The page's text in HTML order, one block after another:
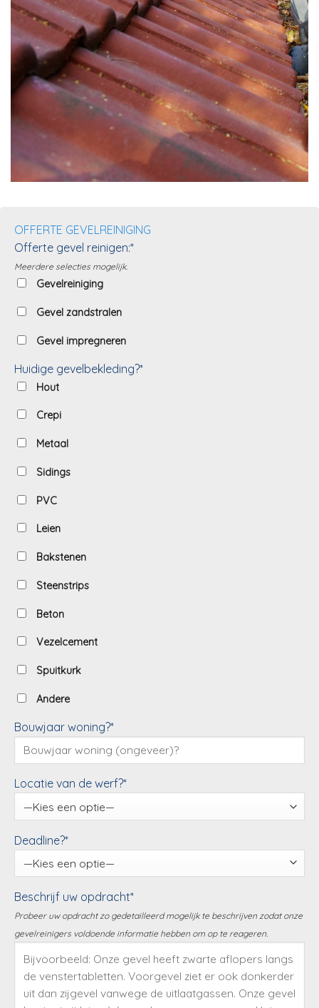
OFFERTE GEVELREINIGING
Offerte gevel reinigen:*
Meerdere selecties mogelijk.
Gevelreiniging
Gevel zandstralen
Gevel impregneren
Huidige gevelbekleding?*
Hout
Crepi
Metaal
Sidings
PVC
Leien
Bakstenen
Steenstrips
Beton
Vezelcement
Spuitkurk
Andere
Bouwjaar woning?*
Locatie van de werf?*
Deadline?*
Beschrijf uw opdracht*
Probeer uw opdracht zo gedetailleerd mogelijk te beschrijven zodat onze
gevelreinigers voldoende informatie hebben om op te reageren.